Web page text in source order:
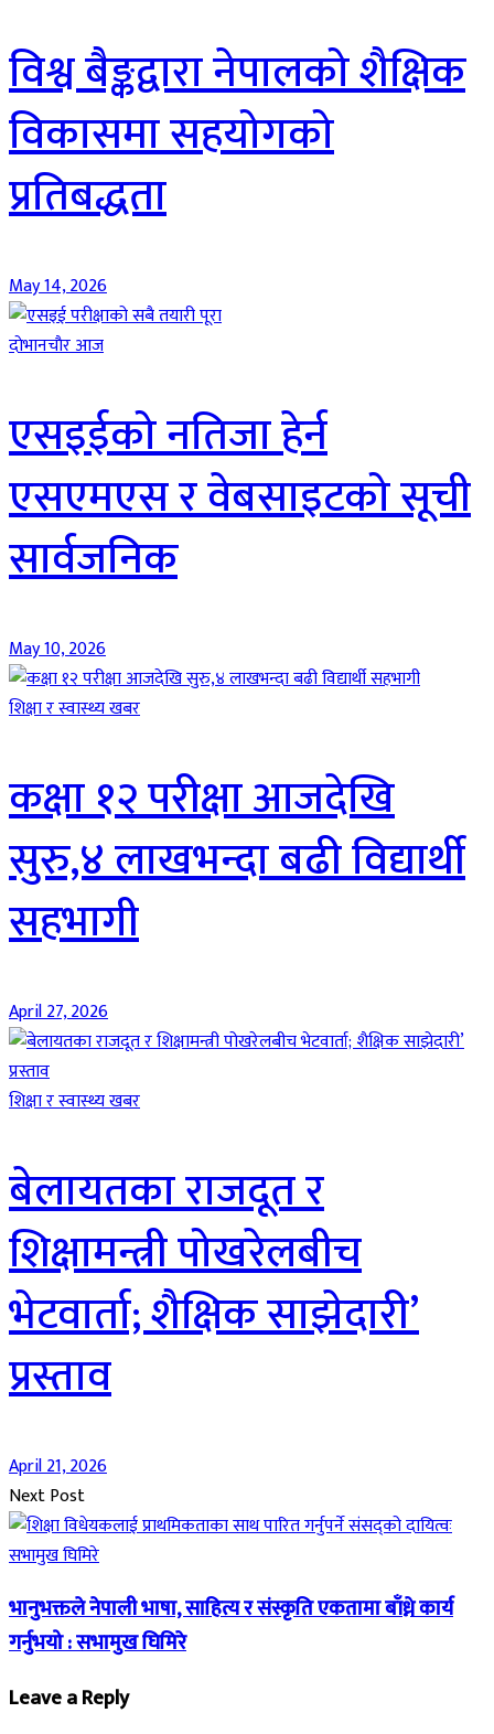
विश्व बैङ्कद्वारा नेपालको शैक्षिक
विकासमा सहयोगको
प्रतिबद्धता
May 14, 2026
दाेभानचाैर आज
एसइईको नतिजा हेर्न
एसएमएस र वेबसाइटको सूची
सार्वजनिक
May 10, 2026
शिक्षा र स्वास्थ्य खबर
कक्षा १२ परीक्षा आजदेखि
सुरु,४ लाखभन्दा बढी विद्यार्थी
सहभागी
April 27, 2026
शिक्षा र स्वास्थ्य खबर
बेलायतका राजदूत र
शिक्षामन्त्री पोखरेलबीच
भेटवार्ता; शैक्षिक साझेदारी’
प्रस्ताव
April 21, 2026
Next Post
भानुभक्तले नेपाली भाषा, साहित्य र संस्कृति एकतामा बाँध्ने कार्य
गर्नुभयो : सभामुख घिमिरे
Leave a Reply